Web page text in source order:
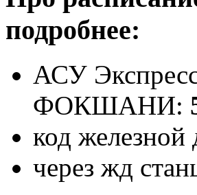
подробнее:
АСУ
ФОКШАНИ:
код железной
через жд